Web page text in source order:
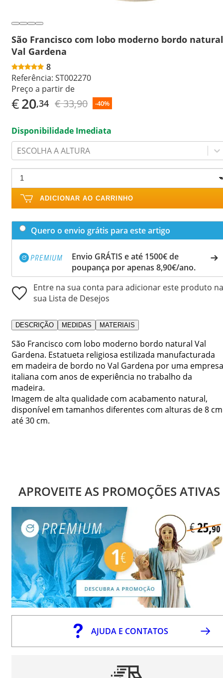
São Francisco com lobo moderno bordo natural
Val Gardena
8
Referência: ST002270
Preço a partir de
€20,34 € 33,90 -40%
Disponibilidade Imediata
ESCOLHA A ALTURA
ADICIONAR AO CARRINHO
Quero o envio grátis para este artigo
Envio GRÁTIS e até 1500€ de
poupança por apenas 8,90€/ano.
Entre na sua conta para adicionar este produto na
sua Lista de Desejos
DESCRIÇÃO MEDIDAS MATERIAIS
São Francisco com lobo moderno bordo natural Val
Gardena. Estatueta religiosa estilizada manufacturada
em madeira de bordo no Val Gardena por uma empresa
italiana com anos de experiência no trabalho da
madeira.
Imagem de alta qualidade com acabamento natural,
disponível em tamanhos diferentes com alturas de 8 cm
até 30 cm.
APROVEITE AS PROMOÇÕES ATIVAS
AJUDA E CONTATOS